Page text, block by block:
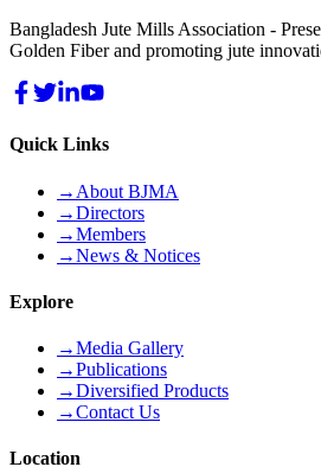
Bangladesh Jute Mills Association -
Golden Fiber and promoting jute
Quick Links
→ About BJMA
→Directors
→Members
→News & Notices
Explore
→Media Gallery
→Publications
→Diversified Products
→Contact Us
Location